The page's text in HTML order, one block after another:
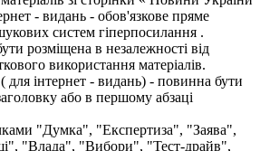
- видань - обов'язкове пряме
систем гіперпосилання .
розміщена в незалежності від
використання матеріалів.
для інтернет - видань) - повинна бути
або в першому абзаці
"Думка", "Експертиза", "Заява",
"Влада", "Вибори", "Тест-драйв",